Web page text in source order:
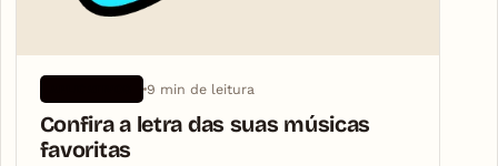
9 min de leitura
Confira a letra das suas músicas
favoritas